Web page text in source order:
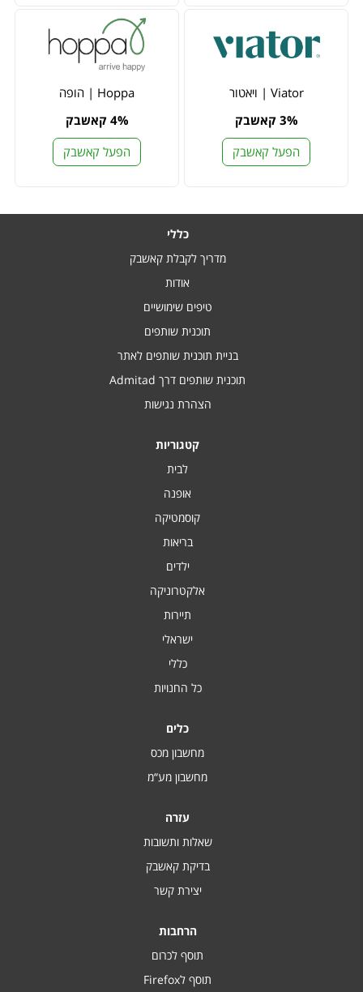
Viator | ויאטור
3% קאשבק
הפעל קאשבק
Hoppa | הופה
4% קאשבק
הפעל קאשבק
כללי
מדריך לקבלת קאשבק
אודות
טיפים שימושיים
תוכנית שותפים
בניית תוכנית שותפים לאתר
תוכנית שותפים דרך Admitad
הצהרת נגישות
קטגוריות
לבית
אופנה
קוסמטיקה
בריאות
ילדים
אלקטרוניקה
תיירות
ישראלי
כללי
כל החנויות
כלים
מחשבון מכס
מחשבון מע“מ
עזרה
שאלות ותשובות
בדיקת קאשבק
יצירת קשר
הרחבות
תוסף לכרום
תוסף לFirefox